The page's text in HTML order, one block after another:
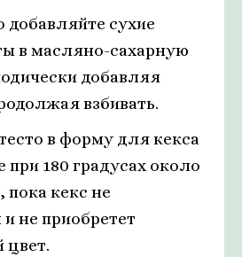
добавляйте сухие
в масляно-сахарную
добавляя
взбивать.
в форму для кекса
при 180 градусах около
пока кекс не
не приобретет
цвет.